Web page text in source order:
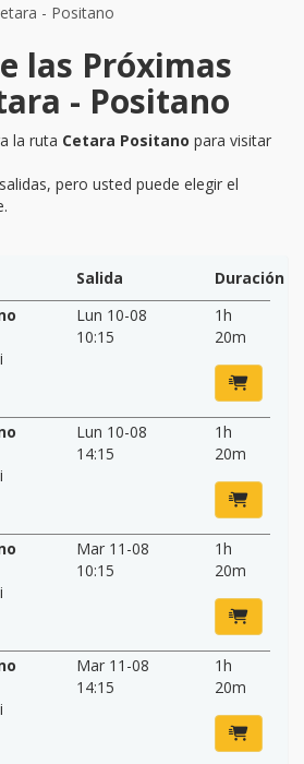
- Positano
las Próximas
- Positano
la ruta Cetara Positano para visitar
pero usted puede elegir el
Salida
Duración
Lun 10-08
10:15
1h
20m
Lun 10-08
14:15
1h
20m
Mar 11-08
10:15
1h
20m
Mar 11-08
14:15
1h
20m